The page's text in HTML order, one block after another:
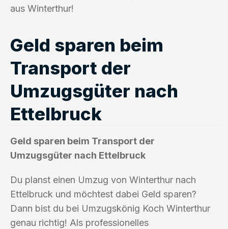
aus Winterthur!
Geld sparen beim
Transport der
Umzugsgüter nach
Ettelbruck
Geld sparen beim Transport der
Umzugsgüter nach Ettelbruck
Du planst einen Umzug von Winterthur nach
Ettelbruck und möchtest dabei Geld sparen?
Dann bist du bei Umzugskönig Koch Winterthur
genau richtig! Als professionelles